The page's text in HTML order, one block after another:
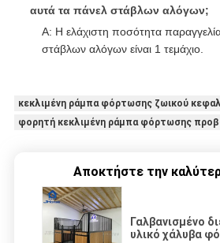
αυτά τα πάνελ στάβλων αλόγων;
Α: Η ελάχιστη ποσότητα
στάβλων αλόγων είναι 1 τεμάχιο.
κεκλιμένη ράμπα φόρτωσης ζωικού
φορητή κεκλιμένη ράμπα φόρτωσης
Αποκτήστε την
Γαλβανισμένο
υλικό χάλυβα